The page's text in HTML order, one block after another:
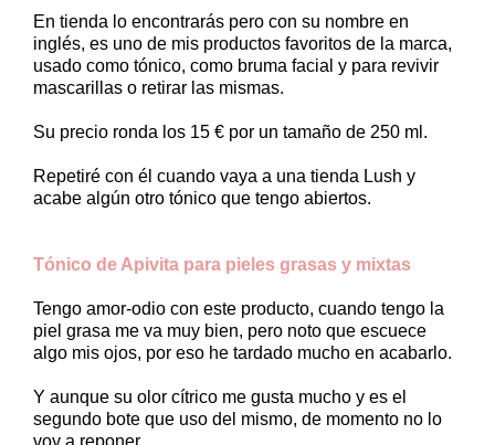
En tienda lo encontrarás pero con su nombre en
inglés, es uno de mis productos favoritos de la marca,
usado como tónico, como bruma facial y para revivir
mascarillas o retirar las mismas.
Su precio ronda los 15 € por un tamaño de 250 ml.
Repetiré con él cuando vaya a una tienda Lush y
acabe algún otro tónico que tengo abiertos.
Tónico de Apivita para pieles grasas y mixtas
Tengo amor-odio con este producto, cuando tengo la
piel grasa me va muy bien, pero noto que escuece
algo mis ojos, por eso he tardado mucho en acabarlo.
Y aunque su olor cítrico me gusta mucho y es el
segundo bote que uso del mismo, de momento no lo
voy a reponer.